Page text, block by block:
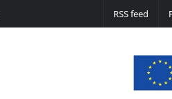
Συμβολικός μωβ φωτισμός για τη
RSS feed